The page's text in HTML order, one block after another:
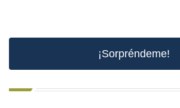
¡Sorpréndeme!